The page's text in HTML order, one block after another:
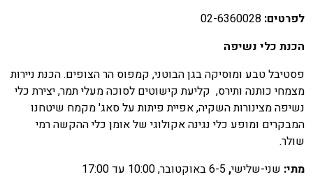
02-6360028
כלי נשיפה
טבע ומוסיקה בגן הבוטני, קמפוס הר הצופים. הכנת ניירות
כותנה ותירס, קליעת קישוטים לסוכה מעלי תמר, יצירת כלי
מצינורות השקיה, אפיית פיתות על סאג' מקמח שיטחנו
ומופע כלי נגינה אקולוגי של אומן כלי ההקשה רמי
שני-שלישי,6-5 באוקטובר, 10:00 עד 17:00